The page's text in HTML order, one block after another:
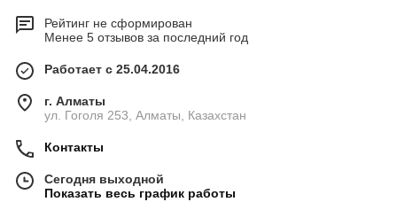
Рейтинг не сформирован
Менее 5 отзывов за последний год
Работает с 25.04.2016
г. Алматы
ул. Гоголя 253, Алматы, Казахстан
Контакты
Сегодня выходной
Показать весь график работы